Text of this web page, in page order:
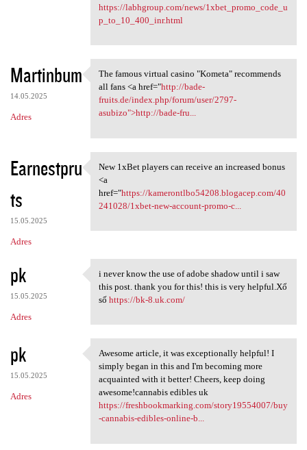
https://labhgroup.com/news/1xbet_promo_code_u
p_to_10_400_inr.html
Martinbum
14.05.2025
Adres
The famous virtual casino
The famous virtual casino "Kometa" recommends
all fans <a href="http://bade-
fruits.de/index.php/forum/user/2797-
asubizo">http://bade-fru...
Earnestpru
ts
15.05.2025
Adres
New 1xBet players can receive
New 1xBet players can receive an increased bonus
<a
href="https://kamerontlbo54208.blogacep.com/40
241028/1xbet-new-account-promo-c...
pk
15.05.2025
Adres
i never know the use of adobe
i never know the use of adobe shadow until i saw
this post. thank you for this! this is very helpful.Xổ
số https://bk-8.uk.com/
pk
15.05.2025
Adres
Awesome article, it was
Awesome article, it was exceptionally helpful! I
simply began in this and I'm becoming more
acquainted with it better! Cheers, keep doing
awesome!cannabis edibles uk
https://freshbookmarking.com/story19554007/buy
-cannabis-edibles-online-b...